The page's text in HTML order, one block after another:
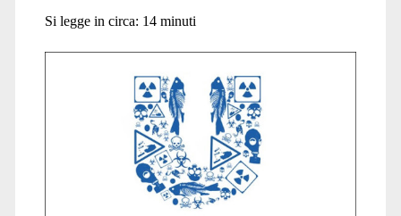
pianeta</span>
Si legge in circa: 14 minuti